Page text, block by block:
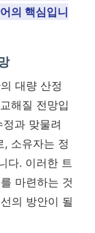
의 핵심입니
대량 산정
해질 전망입
과 맞물려
, 소유자는 정
다. 이러한 트
마련하는 것
의 방안이 될